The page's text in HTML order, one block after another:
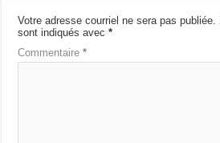
Votre adresse courriel ne sera pas publiée.
sont indiqués avec*
Commentaire*